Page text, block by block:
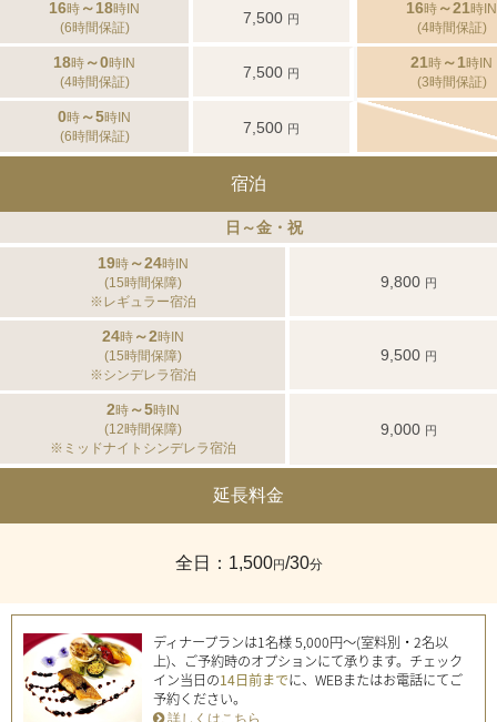
16時 ～18時IN
(6時間保証)
7,500 円
16時 ～21時IN
(4時間保証)
18時 ～0時IN
(4時間保証)
7,500 円
21時 ～1時IN
(3時間保証)
0時 ～5時IN
(6時間保証)
7,500 円
宿泊
日～金・祝
19時～24時IN
(15時間保障)
※レギュラー宿泊
9,800 円
24時～2時IN
(15時間保障)
※シンデレラ宿泊
9,500 円
2時～5時IN
(12時間保障)
※ミッドナイトシンデレラ宿泊
9,000 円
延長料金
全日：1,500円/30分
ディナープランは1名様 5,000円～(室料別・2名以
上)、ご予約時のオプションにて承ります。チェック
イン当日の14日前までに、WEBまたはお電話にてご
予約ください。
詳しくはこちら